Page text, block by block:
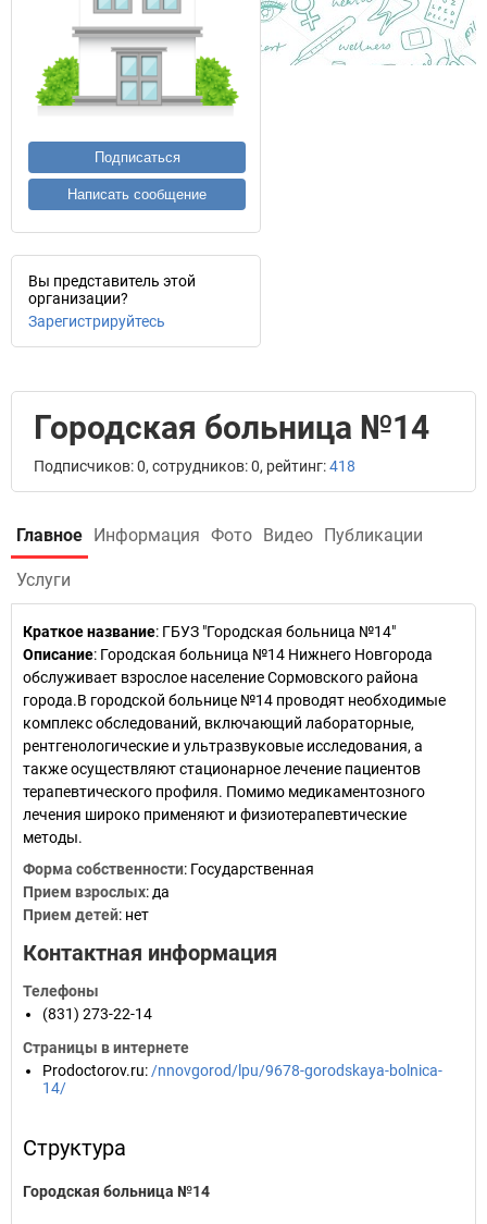
Подписаться
Написать сообщение
Вы представитель этой
организации?
Зарегистрируйтесь
Городская больница №14
Подписчиков: 0, сотрудников: 0, рейтинг:418
Главное Информация Фото Видео Публикации
Услуги
Краткое название: ГБУЗ "Городская больница №14"
Описание: Городская больница №14 Нижнего Новгорода
обслуживает взрослое население Сормовского района
города.В городской больнице №14 проводят необходимые
комплекс обследований, включающий лабораторные,
рентгенологические и ультразвуковые исследования, а
также осуществляют стационарное лечение пациентов
терапевтического профиля. Помимо медикаментозного
лечения широко применяют и физиотерапевтические
методы.
Форма собственности: Государственная
Прием взрослых: да
Прием детей: нет
Контактная информация
Телефоны
(831) 273-22-14
Страницы в интернете
Prodoctorov.ru: /nnovgorod/lpu/9678-gorodskaya-bolnica-
14/
Структура
Городская больница №14